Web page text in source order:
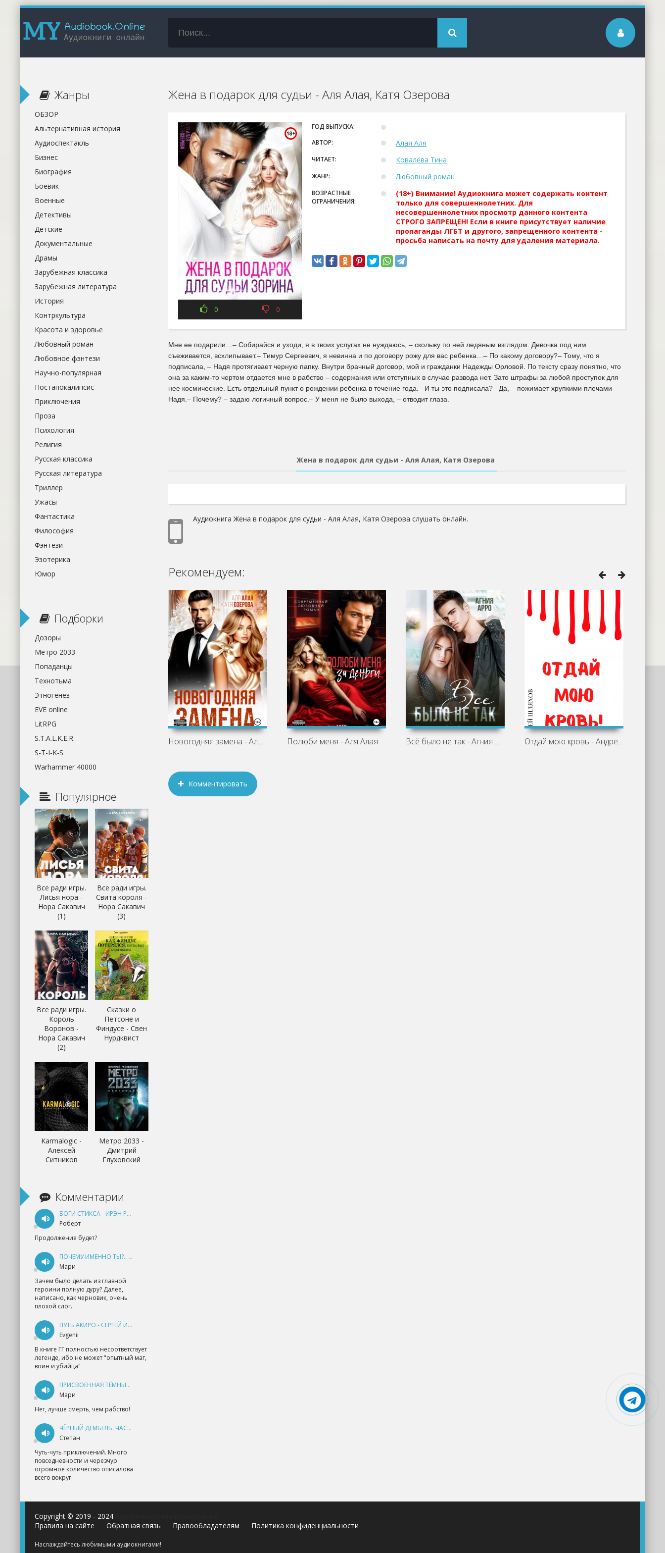
Жена в подарок для судьи - Аля Алая, Катя Озерова
0 0
ГОД ВЫПУСКА:
АВТОР:
Алая Аля
ЧИТАЕТ: Ковалёва Тина
ЖАНР: Любовный роман
ВОЗРАСТНЫЕ
ОГРАНИЧЕНИЯ:
(18+) Внимание! Аудиокнига может содержать контент
только для совершеннолетних. Для
несовершеннолетних просмотр данного контента
СТРОГО ЗАПРЕЩЕН! Если в книге присутствует наличие
пропаганды ЛГБТ и другого, запрещенного контента -
просьба написать на почту для удаления материала.
Мне ее подарили…– Собирайся и уходи, я в твоих услугах не нуждаюсь, – скольжу по ней ледяным взглядом. Девочка под ним
съеживается, всхлипывает.– Тимур Сергеевич, я невинна и по договору рожу для вас ребенка…– По какому договору?– Тому, что я
подписала, – Надя протягивает черную папку. Внутри брачный договор, мой и гражданки Надежды Орловой. По тексту сразу понятно, что
она за каким-то чертом отдается мне в рабство – содержания или отступных в случае развода нет. Зато штрафы за любой проступок для
нее космические. Есть отдельный пункт о рождении ребенка в течение года.– И ты это подписала?– Да, – пожимает хрупкими плечами
Надя.– Почему? – задаю логичный вопрос.– У меня не было выхода, – отводит глаза.
Жена в подарок для судьи - Аля Алая, Катя Озерова
Аудиокнига Жена в подарок для судьи - Аля Алая, Катя Озерова слушать онлайн.
Рекомендуем:
Новогодняя замена - Аля Алая, Катя Полюби меня - Аля Алая Всё было не так - Агния Арро Отдай мою кровь - Андрей Шляхов
Комментировать
Жанры
ОБЗОР
Альтернативная история
Аудиоспектакль
Бизнес
Биография
Боевик
Военные
Детективы
Детские
Документальные
Драмы
Зарубежная классика
Зарубежная литература
История
Контркультура
Красота и здоровье
Любовный роман
Любовное фэнтези
Научно-популярная
Постапокалипсис
Приключения
Проза
Психология
Религия
Русская классика
Русская литература
Триллер
Ужасы
Фантастика
Философия
Фэнтези
Эзотерика
Юмор
Подборки
Дозоры
Метро 2033
Попаданцы
Технотьма
Этногенез
EVE online
LitRPG
S.T.A.L.K.E.R.
S-T-I-K-S
Warhammer 40000
Популярное
Все ради игры.
Лисья нора -
Нора Сакавич
(1)
Все ради игры.
Свита короля -
Нора Сакавич
(3)
Все ради игры.
Король
Воронов -
Нора Сакавич
(2)
Сказки о
Петсоне и
Финдусе - Свен
Нурдквист
Karmalogic -
Алексей
Ситников
Метро 2033 -
Дмитрий
Глуховский
Комментарии
БОГИ СТИКСА - ИРЭН РУДКЕВИЧ
Роберт
Продолжение будет?
ПОЧЕМУ ИМЕННО ТЫ?.. КНИГА 1 - ЕКАТЕРИНА ЮДИНА
Мари
Зачем было делать из главной
героини полную дуру? Далее,
написано, как черновик, очень
плохой слог.
ПУТЬ АКИРО - СЕРГЕЙ ИЗМАЙЛОВ
Evgenii
В книге ГГ полностью несоответствует
легенде, ибо не может "опытный маг,
воин и убийца"
ПРИСВОЕННАЯ ТЁМНЫМ. ПРОКЛЯТАЯ ЛЮБОВЬ - АННА ГЕРР
Мари
Нет, лучше смерть, чем рабство!
ЧЁРНЫЙ ДЕМБЕЛЬ. ЧАСТЬ 1 - АНДРЕЙ ФЕДИН
Степан
Чуть-чуть приключений. Много
повседневности и черезчур
огромное количество описалова
всего вокруг.
Copyright © 2019 - 2024
Правила на сайте
Обратная связь Правообладателям Политика конфиденциальности
Наслаждайтесь любимыми аудиокнигами!